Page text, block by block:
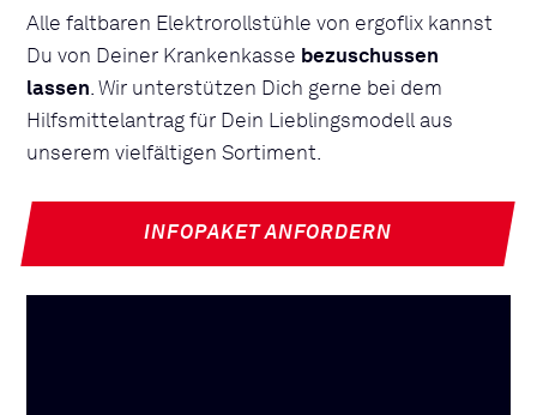
Alle faltbaren Elektrorollstühle von ergoflix kannst
Du von Deiner Krankenkasse bezuschussen
lassen. Wir unterstützen Dich gerne bei dem
Hilfsmittelantrag für Dein Lieblingsmodell aus
unserem vielfältigen Sortiment.
INFOPAKET ANFORDERN